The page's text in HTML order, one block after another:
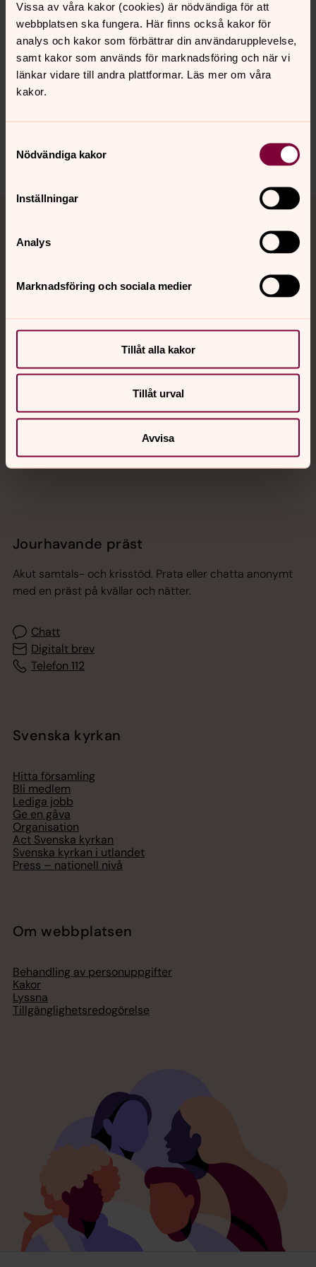
Vissa av våra kakor (cookies) är nödvändiga för att
webbplatsen ska fungera. Här finns också kakor för
analys och kakor som förbättrar din användarupplevelse,
samt kakor som används för marknadsföring och när vi
länkar vidare till andra plattformar. Läs mer om våra
kakor.
Nödvändiga kakor
Inställningar
Analys
Marknadsföring och sociala medier
Tillåt alla kakor
Tillåt urval
Avvisa
Synpunkter eller frågor på sidans
Tillbaka till toppen
Tillbaka till innehållet
Kalender
Hitta snabbt
Jourhavande präst
Akut samtals- och krisstöd. Prata eller chatta anonymt
med en präst på kvällar och nätter.
Chatt
Digitalt brev
Telefon 112
Svenska kyrkan
Hitta församling
Bli medlem
Lediga jobb
Ge en gåva
Organisation
Act Svenska kyrkan
Svenska kyrkan i utlandet
Press – nationell nivå
Om webbplatsen
Behandling av personuppgifter
Kakor
Lyssna
Tillgänglighetsredogörelse